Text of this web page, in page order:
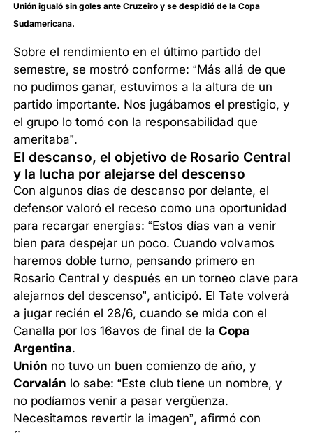
Unión igualó sin goles ante Cruzeiro y se despidió de la Copa
Sudamericana.
Sobre el rendimiento en el último partido del
semestre, se mostró conforme: “Más allá de que
no pudimos ganar, estuvimos a la altura de un
partido importante. Nos jugábamos el prestigio, y
el grupo lo tomó con la responsabilidad que
ameritaba”.
El descanso, el objetivo de Rosario Central
y la lucha por alejarse del descenso
Con algunos días de descanso por delante, el
defensor valoró el receso como una oportunidad
para recargar energías: “Estos días van a venir
bien para despejar un poco. Cuando volvamos
haremos doble turno, pensando primero en
Rosario Central y después en un torneo clave para
alejarnos del descenso”, anticipó. El Tate volverá
a jugar recién el 28/6, cuando se mida con el
Canalla por los 16avos de final de laCopa
Argentina.
Unión no tuvo un buen comienzo de año, y
Corvalán lo sabe: “Este club tiene un nombre, y
no podíamos venir a pasar vergüenza.
Necesitamos revertir la imagen”, afirmó con